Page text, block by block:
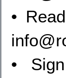
•
•